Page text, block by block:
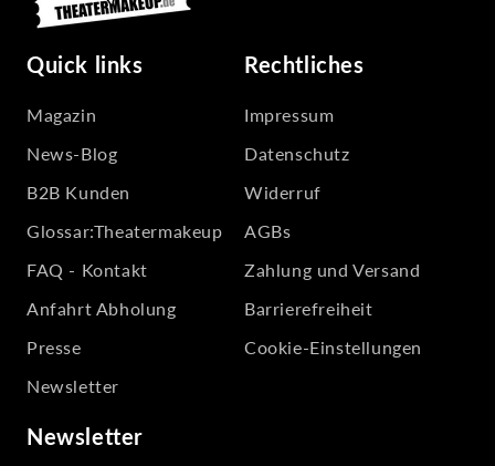
Quick links
Magazin
News-Blog
B2B Kunden
Glossar:Theatermakeup
FAQ - Kontakt
Anfahrt Abholung
Presse
Newsletter
Rechtliches
Impressum
Datenschutz
Widerruf
AGBs
Zahlung und Versand
Barrierefreiheit
Cookie-Einstellungen
Newsletter